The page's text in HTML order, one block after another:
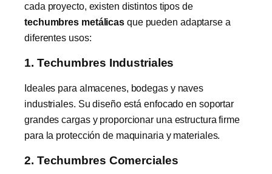
cada proyecto, existen distintos tipos de
techumbres metálicas que pueden adaptarse a
diferentes usos:
1. Techumbres Industriales
Ideales para almacenes, bodegas y naves
industriales. Su diseño está enfocado en soportar
grandes cargas y proporcionar una estructura firme
para la protección de maquinaria y materiales.
2. Techumbres Comerciales